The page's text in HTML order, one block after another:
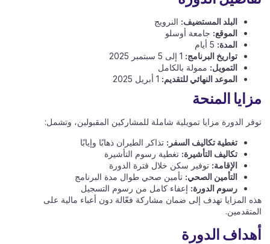
البلد المستضيف: النرويج​
الموقع: جامعة أوسلو​
المدة:
تواريخ البرنامج:
التمويل: ممولة بالكامل​
الموعد النهائي للتقديم:
مزايا المنحة
توفر الدورة مزايا تمويلية شاملة للمشاركين المقبولين، وتشمل:​
تغطية تكاليف السفر: تذاكر الطيران ذهابًا وإيابًا​
تكاليف التأشيرة: تغطية رسوم التأشيرة​
الإقامة: توفير سكن خلال فترة الدورة​
التأمين الصحي: تأمين صحي طوال مدة البرنامج​
رسوم الدورة: إعفاء كامل من رسوم التسجيل​
هذه المزايا تهدف إلى ضمان مشاركة فعّالة دون أعباء مالية على
المتقدمين.​
أهداف الدورة